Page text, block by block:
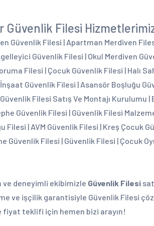
Güvenlik Filesi
Güvenlik Filesi | Apartman Merdiven
Güvenlik Filesi | Okul Merdiven
Filesi | Çocuk Güvenlik Filesi | Halı
Güvenlik Filesi | Asansör Boşluğu
Filesi Satış Ve Montajı
Güvenlik Filesi | Güvenlik Filesi
Filesi | AVM Güvenlik Filesi | Kreş Çocuk
Güvenlik Filesi | Güvenlik Filesi | Çocuk
ve deneyimli ekibimizle Güvenlik Filesi
ve işçilik garantisiyle Güvenlik Filesi
fiyat teklifi için hemen bizi arayın!